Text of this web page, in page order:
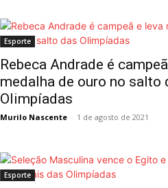
Esporte
Rebeca Andrade é
medalha de ouro no salto
Olimpíadas
Murilo Nascente - 1 de agosto de 2021
Esporte